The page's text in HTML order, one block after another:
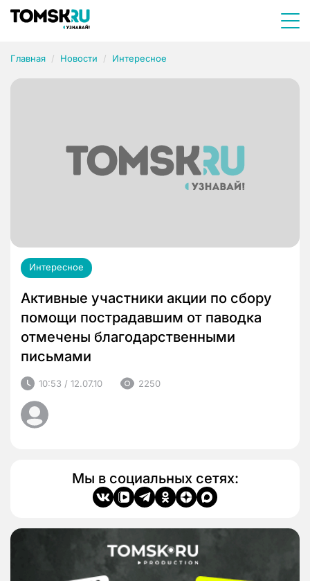
Главная Новости Интересное
Интересное
Активные участники акции по сбору
помощи пострадавшим от паводка
отмечены благодарственными
письмами
10:53 / 12.07.10 2250
Мы в социальных сетях: